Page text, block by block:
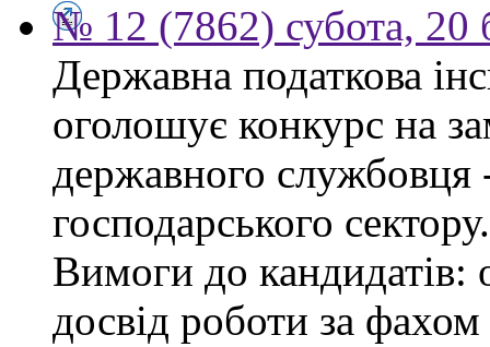
№ 12 (7862) субота, 20
Державна податкова
оголошує конкурс на
державного службовця
господарського сектору.
Вимоги до кандидатів:
досвід роботи за